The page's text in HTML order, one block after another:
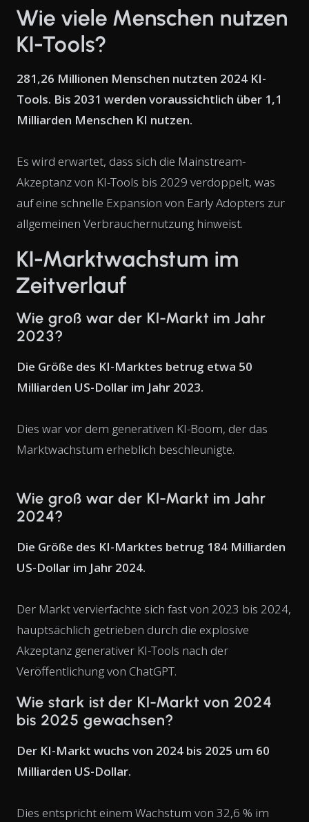
Wie viele Menschen nutzen
KI-Tools?
281,26 Millionen Menschen nutzten 2024 KI-
Tools. Bis 2031 werden voraussichtlich über 1,1
Milliarden Menschen KI nutzen.
Es wird erwartet, dass sich die Mainstream-
Akzeptanz von KI-Tools bis 2029 verdoppelt, was
auf eine schnelle Expansion von Early Adopters zur
allgemeinen Verbrauchernutzung hinweist.
KI-Marktwachstum im
Zeitverlauf
Wie groß war der KI-Markt im Jahr
2023?
Die Größe des KI-Marktes betrug etwa 50
Milliarden US-Dollar im Jahr 2023.
Dies war vor dem generativen KI-Boom, der das
Marktwachstum erheblich beschleunigte.
Wie groß war der KI-Markt im Jahr
2024?
Die Größe des KI-Marktes betrug 184 Milliarden
US-Dollar im Jahr 2024.
Der Markt vervierfachte sich fast von 2023 bis 2024,
hauptsächlich getrieben durch die explosive
Akzeptanz generativer KI-Tools nach der
Veröffentlichung von ChatGPT.
Wie stark ist der KI-Markt von 2024
bis 2025 gewachsen?
Der KI-Markt wuchs von 2024 bis 2025 um 60
Milliarden US-Dollar.
Dies entspricht einem Wachstum von 32,6 % im